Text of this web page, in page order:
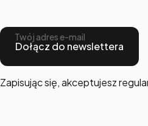
Twój adres e-mail
Dołącz do newslettera
Zapisując się, akceptujesz